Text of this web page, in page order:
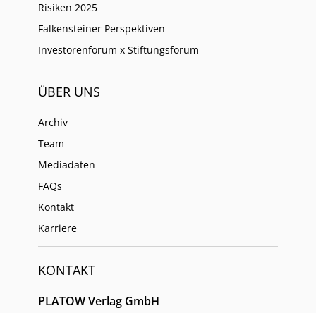
Risiken 2025
Falkensteiner Perspektiven
Investorenforum x Stiftungsforum
ÜBER UNS
Archiv
Team
Mediadaten
FAQs
Kontakt
Karriere
KONTAKT
PLATOW Verlag GmbH